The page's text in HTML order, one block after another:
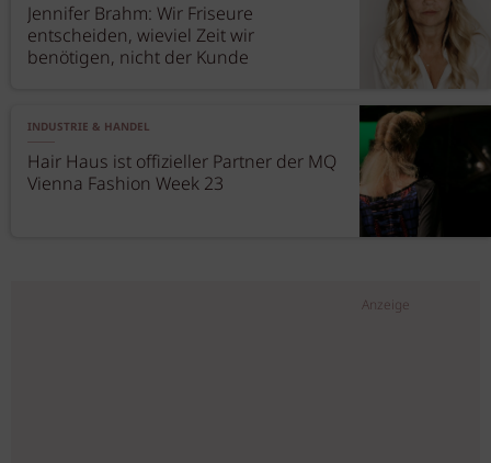
Jennifer Brahm: Wir Friseure
entscheiden, wieviel Zeit wir
benötigen, nicht der Kunde
INDUSTRIE & HANDEL
Hair Haus ist offizieller Partner der MQ
Vienna Fashion Week 23
Anzeige